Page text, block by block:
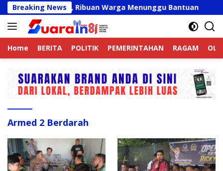
Langsung
ke
konten
Breaking News
Valid, Ribuan Warga Menunggu Bantuan
Home BERITA POLITIK PEMERINTAHAN RAGAM
Armed 2 Berdarah